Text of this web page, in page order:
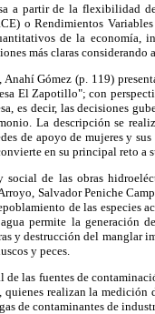
a partir de la flexibilidad
o Rendimientos
de la economía,
más claras considerando
Gómez (p. 119)
El Zapotillo"; con
es decir, las decisiones
La descripción se
de apoyo de mujeres y
en su principal reto a
de las obras
Salvador Peniche
de las especies
permite la generación
y destrucción del manglar
y peces.
las fuentes de
realizan la
de contaminantes de